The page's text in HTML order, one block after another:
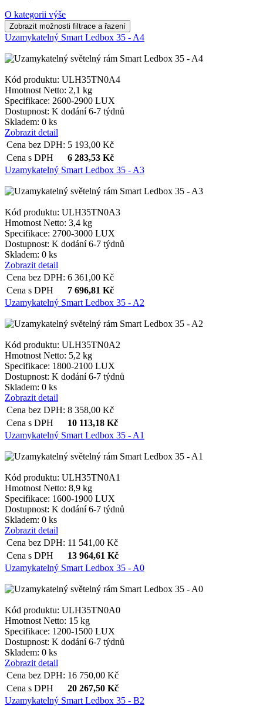
O kategorii výše
Uzamykatelný Smart Ledbox 35 - A4
Kód produktu: ULH35TN0A4
Hmotnost Netto: 2,1 kg
Specifikace: 2600-2900 LUX
Dostupnost: K dodání 6-7 týdnů
Skladem: 0 ks
Zobrazit detail
Cena bez DPH: 5 193,00 Kč
Cena s DPH
6 283,53 Kč
Uzamykatelný Smart Ledbox 35 - A3
Kód produktu: ULH35TN0A3
Hmotnost Netto: 3,4 kg
Specifikace: 2700-3000 LUX
Dostupnost: K dodání 6-7 týdnů
Skladem: 0 ks
Zobrazit detail
Cena bez DPH: 6 361,00 Kč
Cena s DPH
7 696,81 Kč
Uzamykatelný Smart Ledbox 35 - A2
Kód produktu: ULH35TN0A2
Hmotnost Netto: 5,2 kg
Specifikace: 1800-2100 LUX
Dostupnost: K dodání 6-7 týdnů
Skladem: 0 ks
Zobrazit detail
Cena bez DPH: 8 358,00 Kč
Cena s DPH
10 113,18 Kč
Uzamykatelný Smart Ledbox 35 - A1
Kód produktu: ULH35TN0A1
Hmotnost Netto: 8,9 kg
Specifikace: 1600-1900 LUX
Dostupnost: K dodání 6-7 týdnů
Skladem: 0 ks
Zobrazit detail
Cena bez DPH: 11 541,00 Kč
Cena s DPH
13 964,61 Kč
Uzamykatelný Smart Ledbox 35 - A0
Kód produktu: ULH35TN0A0
Hmotnost Netto: 15 kg
Specifikace: 1200-1500 LUX
Dostupnost: K dodání 6-7 týdnů
Skladem: 0 ks
Zobrazit detail
Cena bez DPH: 16 750,00 Kč
Cena s DPH
20 267,50 Kč
Uzamykatelný Smart Ledbox 35 - B2